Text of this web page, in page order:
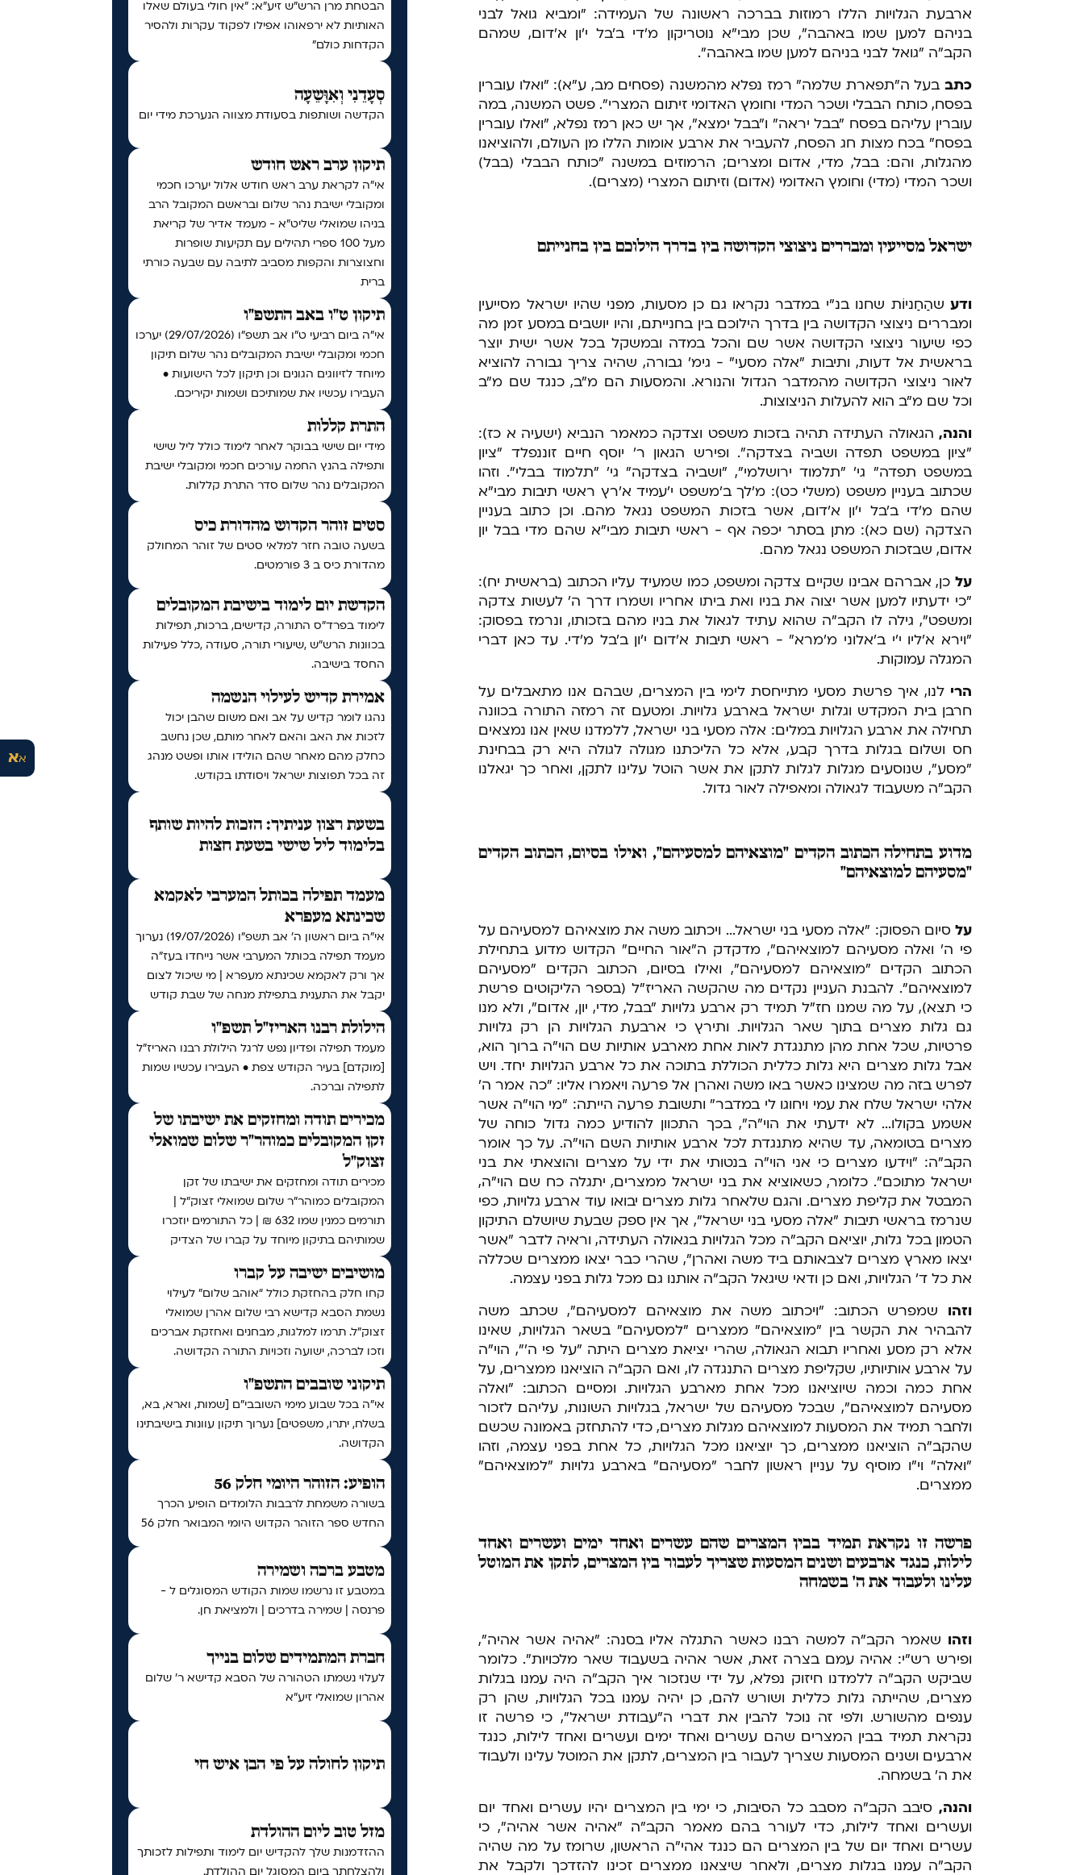
אא
הבטחת מרן הרש"ש זיע"א: "אין חולי בעולם שאלו
האותיות לא ירפאוהו אפילו לפקוד עקרות ולהסיר
הקדחות כולם"
סְעָדֵנִי וְאִוָּשֵעָה
הקדשה ושותפות בסעודת מצווה הנערכת מידי יום
תיקון ערב ראש חודש
אי"ה לקראת ערב ראש חודש אלול יערכו חכמי
ומקובלי ישיבת נהר שלום ובראשם המקובל הרב
בניהו שמואלי שליט״א - מעמד אדיר של קריאת
מעל 100 ספרי תהילים עם תקיעות שופרות
וחצוצרות והקפות מסביב לתיבה עם שבעה כורתי
ברית
תיקון ט"ו באב התשפ"ו
אי"ה ביום רביעי ט״ו אב תשפ״ו (29/07/2026) יערכו
חכמי ומקובלי ישיבת המקובלים נהר שלום תיקון
מיוחד לזיווגים הגונים וכן תיקון לכל הישועות •
העבירו עכשיו את שמותיכם ושמות יקיריכם.
התרת קללות
מידי יום שישי בבוקר לאחר לימוד כולל ליל שישי
ותפילה בהנץ החמה עורכים חכמי ומקובלי ישיבת
המקובלים נהר שלום סדר התרת קללות.
סטים זוהר הקדוש מהדורת כיס
בשעה טובה חזר למלאי סטים של זוהר המחולק
מהדורת כיס ב 3 פורמטים.
הקדשת יום לימוד בישיבת המקובלים
לימוד בפרד"ס התורה, קדישים, ברכות, תפילות
בכוונות הרש"ש ,שיעורי תורה, סעודה ,כלל פעילות
החסד בישיבה.
אמירת קדיש לעילוי הנשמה
נהגו לומר קדיש על אב ואם משום שהבן יכול
לזכות את האב והאם לאחר מותם, שכן נחשב
כחלק מהם מאחר שהם הולידו אותו ופשט מנהג
זה בכל תפוצות ישראל ויסודתו בקודש.
בשעת רצון עניתיך: הזכות להיות שותף
בלימוד ליל שישי בשעת חצות
מעמד תפילה בכותל המערבי לאקמא
שכינתא מעפרא
אי"ה ביום ראשון ה׳ אב תשפ״ו (19/07/2026) נערוך
מעמד תפילה בכותל המערבי אשר נייחדו בעז"ה
אך ורק לאקמא שכינתא מעפרא | מי שיכול לצום
יקבל את התענית בתפילת מנחה של שבת קודש
הילולת רבנו האריז"ל תשפ"ו
מעמד תפילה ופדיון נפש לרגל הילולת רבנו האריז"ל
[מוקדם] בעיר הקודש צפת • העבירו עכשיו שמות
לתפילה וברכה.
מכירים תודה ומחזקים את ישיבתו של
זקן המקובלים כמוהר"ר שלום שמואלי
זצוק"ל
מכירים תודה ומחזקים את ישיבתו של זקן
המקובלים כמוהר"ר שלום שמואלי זצוק"ל |
תורמים כמנין שמו 632 ₪ | כל התורמים יוזכרו
שמותיהם בתיקון מיוחד על קברו של הצדיק
מושיבים ישיבה על קברו
קחו חלק בהחזקת כולל “אוהב שלום” לעילוי
נשמת הסבא קדישא רבי שלום אהרן שמואלי
זצוק״ל. תרמו למלגות, מבחנים ואחזקת אברכים
וזכו לברכה, ישועה וזכויות התורה הקדושה.
תיקוני שובבים התשפ"ו
אי"ה בכל שבוע מימי השובבי"ם [שמות, וארא, בא,
בשלח, יתרו, משפטים] נערוך תיקון עוונות בישיבתינו
הקדושה.
הופיע: הזוהר היומי חלק 56
בשורה משמחת לרבבות הלומדים הופיע הכרך
החדש ספר הזוהר הקדוש היומי המבואר חלק 56
מטבע ברכה ושמירה
במטבע זו נרשמו שמות הקודש המסוגלים ל -
פרנסה | שמירה בדרכים | ולמציאת חן.
חברת המתמידים שלום בנייך
לעלוי נשמתו הטהורה של הסבא קדישא ר' שלום
אהרון שמואלי זיע"א
תיקון לחולה על פי הבן איש חי
מזל טוב ליום ההולדת
ההזדמנות שלך להקדיש יום לימוד ותפילות לזכותך
ולהצלחתך ביום המסוגל יום ההולדת.
ארבעת הגלויות הללו רמוזות בברכה ראשונה של העמידה: "ומביא גואל לבני
בניהם למען שמו באהבה", שכן מבי"א נוטריקון מ'די ב'בל י'ון א'דום, שמהם
הקב"ה "גואל לבני בניהם למען שמו באהבה".
כתב בעל ה"תפארת שלמה" רמז נפלא מהמשנה (פסחים מב, ע"א): "ואלו עוברין
בפסח, כותח הבבלי ושכר המדי וחומץ האדומי זיתום המצרי". פשט המשנה, במה
עוברין עליהם בפסח "בבל יראה" ו"בבל ימצא", אך יש כאן רמז נפלא, "ואלו עוברין
בפסח" בכח מצות חג הפסח, להעביר את ארבע אומות הללו מן העולם, ולהוציאנו
מהגלות, והם: בבל, מדי, אדום ומצרים; הרמוזים במשנה "כותח הבבלי (בבל)
ושכר המדי (מדי) וחומץ האדומי (אדום) וזיתום המצרי (מצרים).
ישראל מסייעין ומבררים ניצוצי הקדושה בין בדרך הילוכם בין בחנייתם
ודע שהַחַניוֹת שחנו בנ"י במדבר נקראו גם כן מסעות, מפני שהיו ישראל מסייעין
ומבררים ניצוצי הקדושה בין בדרך הילוכם בין בחנייתם, והיו יושבים במסע זמן מה
כפי שיעור ניצוצי הקדושה אשר שם והכל במדה ובמשקל בכל אשר ישית יוצר
בראשית אל דעות, ותיבות "אלה מסעי" - גימ' גבורה, שהיה צריך גבורה להוציא
לאור ניצוצי הקדושה מהמדבר הגדול והנורא. והמסעות הם מ"ב, כנגד שם מ"ב
וכל שם מ"ב הוא להעלות הניצוצות.
והנה, הגאולה העתידה תהיה בזכות משפט וצדקה כמאמר הנביא (ישעיה א כז):
"ציון במשפט תפדה ושביה בצדקה". ופירש הגאון ר' יוסף חיים זוננפלד "ציון
במשפט תפדה" גי' "תלמוד ירושלמי", "ושביה בצדקה" גי' "תלמוד בבלי". וזהו
שכתוב בעניין משפט (משלי כט): מ'לך ב'משפט י'עמיד א'רץ ראשי תיבות מבי"א
שהם מ'די ב'בל י'ון א'דום, אשר בזכות המשפט נגאל מהם. וכן כתוב בעניין
הצדקה (שם כא): מתן בסתר יכפה אף - ראשי תיבות מבי"א שהם מדי בבל יון
אדום, שבזכות המשפט נגאל מהם.
על כן, אברהם אבינו שקיים צדקה ומשפט, כמו שמעיד עליו הכתוב (בראשית יח):
"כי ידעתיו למען אשר יצוה את בניו ואת ביתו אחריו ושמרו דרך ה' לעשות צדקה
ומשפט", גילה לו הקב"ה שהוא עתיד לגאול את בניו מהם בזכותו, ונרמז בפסוק:
"וירא א'ליו י'י ב'אלוני מ'מרא" - ראשי תיבות א'דום י'ון ב'בל מ'די. עד כאן דברי
המגלה עמוקות.
הרי לנו, איך פרשת מסעי מתייחסת לימי בין המצרים, שבהם אנו מתאבלים על
חרבן בית המקדש וגלות ישראל בארבע גלויות. ומטעם זה רמזה התורה בכוונה
תחילה את ארבע הגלויות במלים: אלה מסעי בני ישראל, ללמדנו שאין אנו נמצאים
חס ושלום בגלות בדרך קבע, אלא כל הליכתנו מגולה לגולה היא רק בבחינת
"מסע", שנוסעים מגלות לגלות לתקן את אשר הוטל עלינו לתקן, ואחר כך יגאלנו
הקב"ה משעבוד לגאולה ומאפילה לאור גדול.
מדוע בתחילה הכתוב הקדים "מוצאיהם למסעיהם", ואילו בסיום, הכתוב הקדים
"מסעיהם למוצאיהם"
על סיום הפסוק: "אלה מסעי בני ישראל... ויכתוב משה את מוצאיהם למסעיהם על
פי ה' ואלה מסעיהם למוצאיהם", מדקדק ה"אור החיים" הקדוש מדוע בתחילת
הכתוב הקדים "מוצאיהם למסעיהם", ואילו בסיום, הכתוב הקדים "מסעיהם
למוצאיהם". להבנת העניין נקדים מה שהקשה האריז"ל (בספר הליקוטים פרשת
כי תצא), על מה שמנו חז"ל תמיד רק ארבע גלויות "בבל, מדי, יון, אדום", ולא מנו
גם גלות מצרים בתוך שאר הגלויות. ותירץ כי ארבעת הגלויות הן רק גלויות
פרטיות, שכל אחת מהן מתנגדת לאות אחת מארבע אותיות שם הוי"ה ברוך הוא,
אבל גלות מצרים היא גלות כללית הכוללת בתוכה את כל ארבע הגלויות יחד. ויש
לפרש בזה מה שמצינו כאשר באו משה ואהרן אל פרעה ויאמרו אליו: "כה אמר ה'
אלהי ישראל שלח את עמי ויחוגו לי במדבר" ותשובת פרעה הייתה: "מי הוי"ה אשר
אשמע בקולו... לא ידעתי את הוי"ה", בכך התכוון להודיע כמה גדול כוחה של
מצרים בטומאה, עד שהיא מתנגדת לכל ארבע אותיות השם הוי"ה. על כך אומר
הקב"ה: "וידעו מצרים כי אני הוי"ה בנטותי את ידי על מצרים והוצאתי את בני
ישראל מתוכם". כלומר, כשאוציא את בני ישראל ממצרים, יתגלה כח שם הוי"ה,
המבטל את קליפת מצרים. והגם שלאחר גלות מצרים יבואו עוד ארבע גלויות, כפי
שנרמז בראשי תיבות "אלה מסעי בני ישראל", אך אין ספק שבעת שיושלם התיקון
הטמון בכל גלות, יוציאם הקב"ה מכל הגלויות בגאולה העתידה, וראיה לדבר "אשר
יצאו מארץ מצרים לצבאותם ביד משה ואהרן", שהרי כבר יצאו ממצרים שכללה
את כל ד' הגלויות, ואם כן ודאי שיגאל הקב"ה אותנו גם מכל גלות בפני עצמה.
וזהו שמפרש הכתוב: "ויכתוב משה את מוצאיהם למסעיהם", שכתב משה
להבהיר את הקשר בין "מוצאיהם" ממצרים "למסעיהם" בשאר הגלויות, שאינו
אלא רק מסע ואחריו תבוא הגאולה, שהרי יציאת מצרים היתה "על פי ה'", הוי"ה
על ארבע אותיותיו, שקליפת מצרים התנגדה לו, ואם הקב"ה הוציאנו ממצרים, על
אחת כמה וכמה שיוציאנו מכל אחת מארבע הגלויות. ומסיים הכתוב: "ואלה
מסעיהם למוצאיהם", שבכל מסעיהם של ישראל, בגלויות השונות, עליהם לזכור
ולחבר תמיד את המסעות למוצאיהם מגלות מצרים, כדי להתחזק באמונה שכשם
שהקב"ה הוציאנו ממצרים, כך יוציאנו מכל הגלויות, כל אחת בפני עצמה, וזהו
"ואלה" וי"ו מוסיף על עניין ראשון לחבר "מסעיהם" בארבע גלויות "למוצאיהם"
ממצרים.
פרשה זו נקראת תמיד בבין המצרים שהם עשרים ואחד ימים ועשרים ואחד
לילות, כנגד ארבעים ושנים המסעות שצריך לעבור בין המצרים, לתקן את המוטל
עלינו ולעבוד את ה' בשמחה
וזהו שאמר הקב"ה למשה רבנו כאשר התגלה אליו בסנה: "אהיה אשר אהיה",
ופירש רש"י: אהיה עמם בצרה זאת, אשר אהיה בשעבוד שאר מלכויות". כלומר
שביקש הקב"ה ללמדנו חיזוק נפלא, על ידי שנזכור איך הקב"ה היה עמנו בגלות
מצרים, שהייתה גלות כללית ושורש להם, כן יהיה עמנו בכל הגלויות, שהן רק
ענפים מהשורש. ולפי זה נוכל להבין את דברי ה"עבודת ישראל", כי פרשה זו
נקראת תמיד בבין המצרים שהם עשרים ואחד ימים ועשרים ואחד לילות, כנגד
ארבעים ושנים המסעות שצריך לעבור בין המצרים, לתקן את המוטל עלינו ולעבוד
את ה' בשמחה.
והנה, סיבב הקב"ה מסבב כל הסיבות, כי ימי בין המצרים יהיו עשרים ואחד יום
ועשרים ואחד לילות, כדי לעורר בהם מאמר הקב"ה "אהיה אשר אהיה", כי
עשרים ואחד יום של בין המצרים הם כנגד אהי"ה הראשון, שרומז על מה שהיה
הקב"ה עמנו בגלות מצרים, ולאחר שיצאנו ממצרים זכינו להזדכך ולקבל את